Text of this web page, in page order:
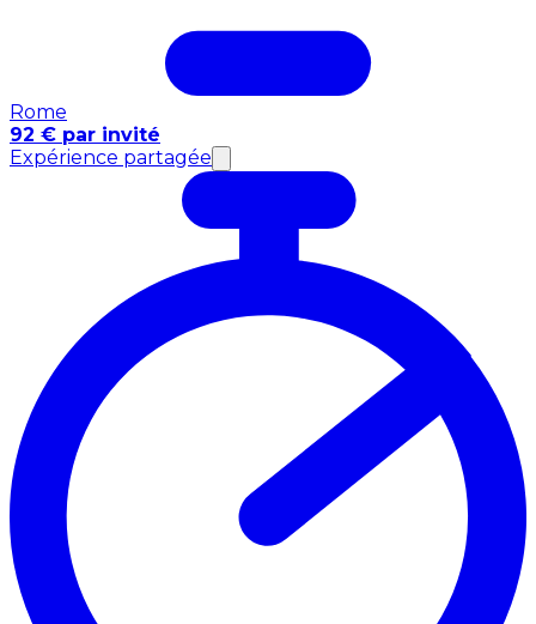
Rome
92 € par invité
Expérience partagée